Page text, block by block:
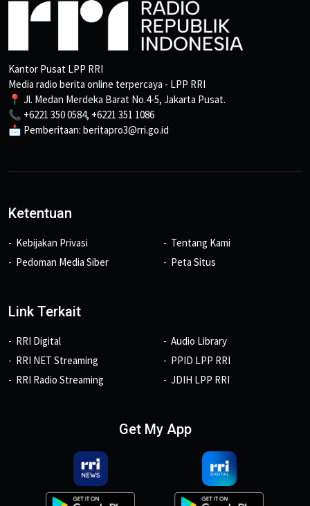
Kantor Pusat LPP RRI
Media radio berita online terpercaya - LPP RRI
📍 Jl. Medan Merdeka Barat No.4-5, Jakarta Pusat.
📞 +6221 350 0584, +6221 351 1086
📩 Pemberitaan: beritapro3@rri.go.id
Ketentuan
Kebijakan Privasi
Pedoman Media Siber
Tentang Kami
Peta Situs
Link Terkait
RRI Digital
RRI NET Streaming
RRI Radio Streaming
Audio Library
PPID LPP RRI
JDIH LPP RRI
Get My App